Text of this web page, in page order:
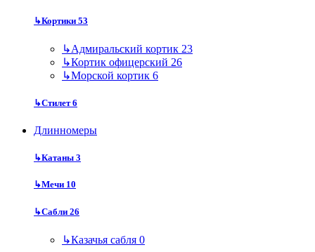
↳Кортики 53
↳Адмиральский кортик 23
↳Кортик офицерский 26
↳Морской кортик 6
↳Стилет6
Длинномеры
↳Катаны 3
↳Мечи 10
↳Сабли 26
↳Казачья сабля 0